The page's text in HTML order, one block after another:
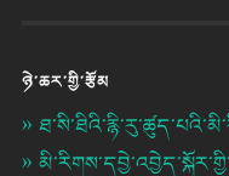
ཉེ་ཆར་གྱི་རྩོམ